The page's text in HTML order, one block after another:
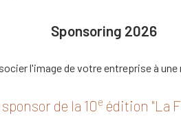
Sponsoring 2026
l'image de votre entreprise à
de la 10e édition "La